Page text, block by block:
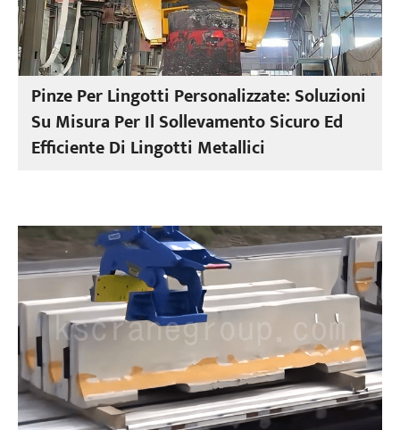
Pinze Per Lingotti Personalizzate: Soluzioni
Su Misura Per Il Sollevamento Sicuro Ed
Efficiente Di Lingotti Metallici